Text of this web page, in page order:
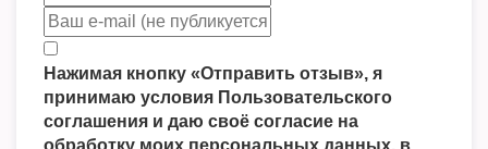
Нажимая кнопку «Отправить отзыв», я
принимаю условия Пользовательского
соглашения и даю своё согласие на
обработку моих персональных данных, в